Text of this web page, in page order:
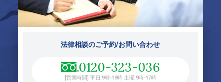
法律相談のご予約/お問い合わせ
0120-323-036
[営業時間] 平日:9時-19時 土曜:9時-17時